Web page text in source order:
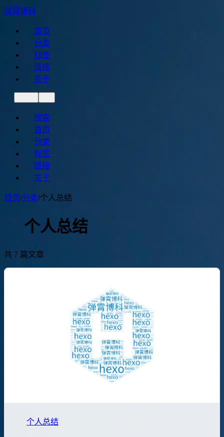
弹霄博科
首页
分类
标签
链接
关于
搜索
首页
分类
标签
链接
关于
首页/分类/个人总结
个人总结
共 7 篇文章
个人总结